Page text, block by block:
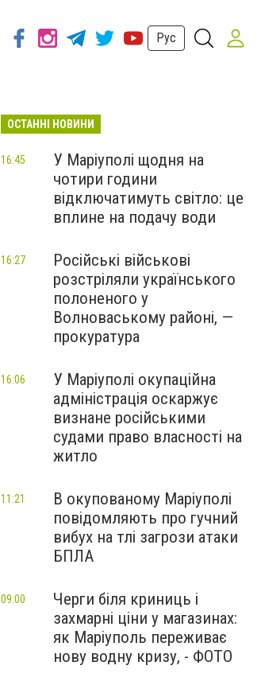
Рус
ОСТАННІ НОВИНИ
У Маріуполі щодня на
чотири години
відключатимуть світло: це
вплине на подачу води
16:45
Російські військові
розстріляли українського
полоненого у
Волноваському районі, —
прокуратура
16:27
У Маріуполі окупаційна
адміністрація оскаржує
визнане російськими
судами право власності на
житло
16:06
В окупованому Маріуполі
повідомляють про гучний
вибух на тлі загрози атаки
БПЛА
11:21
Черги біля криниць і
захмарні ціни у магазинах:
як Маріуполь переживає
нову водну кризу, - ФОТО
09:00